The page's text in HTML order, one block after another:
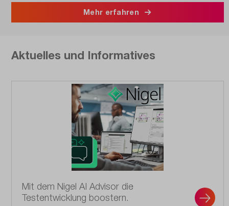
Mehr erfahren
Aktuelles und Informatives
Mit dem Nigel AI Advisor die
Testentwicklung boostern.